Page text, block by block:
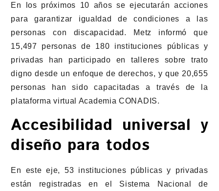
En los próximos 10 años se ejecutarán acciones
para garantizar igualdad de condiciones a las
personas con discapacidad. Metz informó que
15,497 personas de 180 instituciones públicas y
privadas han participado en talleres sobre trato
digno desde un enfoque de derechos, y que 20,655
personas han sido capacitadas a través de la
plataforma virtual Academia CONADIS.
Accesibilidad universal y
diseño para todos
En este eje, 53 instituciones públicas y privadas
están registradas en el Sistema Nacional de